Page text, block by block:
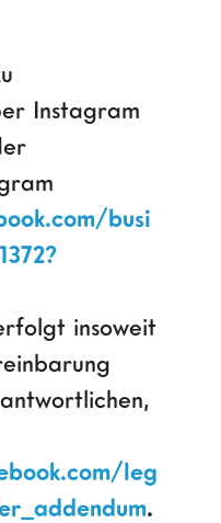
Instagram
busi
insoweit
leg
.